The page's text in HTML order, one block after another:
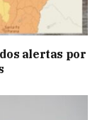
alertas por